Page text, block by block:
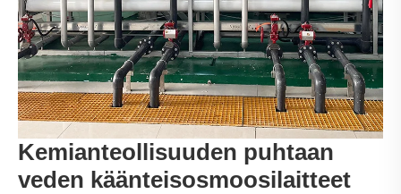
Kemianteollisuuden puhtaan
veden käänteisosmoosilaitteet